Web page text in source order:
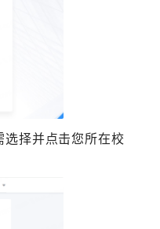
选择并点击您所在校